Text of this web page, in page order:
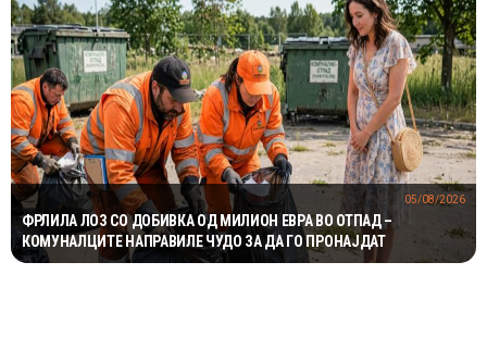
ФРЛИЛА ЛОЗ СО ДОБИВКА ОД МИЛИОН ЕВРА ВО ОТПАД –
КОМУНАЛЦИТЕ НАПРАВИЛЕ ЧУДО ЗА ДА ГО ПРОНАЈДАТ
05/08/2026